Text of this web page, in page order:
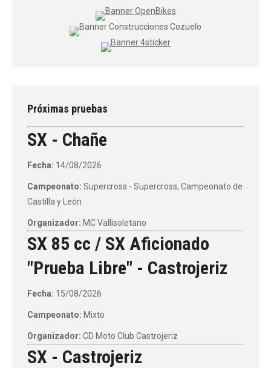
Próximas pruebas
SX - Chañe
Fecha: 14/08/2026
Campeonato: Supercross - Supercross, Campeonato de
Castilla y León
Organizador: MC Vallisoletano
SX 85 cc / SX Aficionado
"Prueba Libre" - Castrojeriz
Fecha: 15/08/2026
Campeonato: Mixto
Organizador: CD Moto Club Castrojeriz
SX - Castrojeriz